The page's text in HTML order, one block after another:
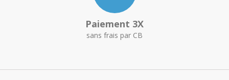
Paiement 3X
sans frais par CB